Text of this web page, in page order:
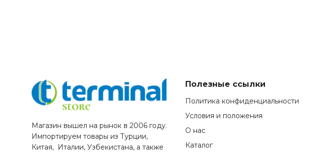
Магазин вышел на рынок в 2006 году.
Импортируем товары из Турции,
Китая, Италии, Узбекистана, а также
Полезные ссылки
Политика конфиденциальности
Условия и положения
О нас
Каталог